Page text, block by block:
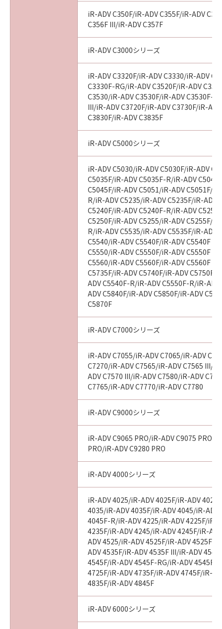
(2)キヤノン、キヤノンのライセンサー、キヤノ
ンの子会社、それらの販売代理店および販売店
は、「許諾ソフトウェア」の使用または使用不
能から生ずるいかなる損害（逸失利益およびそ
の他の派生的または付随的な損害を含むがこれ
らに限定されない全ての損害を言います。）に
ついて、適用法で認められる限り、一切の責任
を負わないものとします。たとえ、キヤノン、
キヤノンのライセンサー、キヤノンの子会社、
それらの販売代理店および販売店がかかる損害
の可能性について知らされていた場合でも同様
(3)キヤノン、キヤノンのライセンサー、キヤノ
ンの子会社、それらの販売代理店および販売店
は、「許諾ソフトウェア」または「許諾ソフト
ウェア」の使用に起因または関連してお客様と
第三者との間に生じたいかなる紛争について
も、一切責任を負わないものとします。
(1)本契約書は、お客様が『同意』を示す下記の
ボタンをクリックした時点で発効し、下記(2)ま
たは(3)により終了されるまで有効に存続しま
(2)お客様は、「許諾ソフトウェア」およびその
複製物のすべてをアンインストール、廃棄およ
び消去することにより、本契約書を終了させる
(3)お客様が本契約書のいずれかの条項に違反し
た場合、本契約書は直ちに終了します。
(4)お客様は、上記(3)による本契約書の終了後
直ちに、「許諾ソフトウェア」およびその複製
物のすべてをアンインストール、廃棄および消
９．U.S. GOVERNMENT RESTRICTED RIGHTS
“米国政府エンドユーザー”とは、米国政府の機
関また団体を意味します。もしお客様が米国政
府エンドユーザーである場合、以下の規定が適
用されます：The Software is a “commercial
item,” as that term is defined at 48 C.F.R.
2.101 (Oct 1995), consisting of “commercial
computer software” and “commercial
computer software documentation,” as such
terms are used in 48 C.F.R. 12.212 (Sept 1995).
Consistent with 48 C.F.R. 12.212 and 48 C.F.R.
227.7202-1 through 227.7202-4 (June 1995),
all U.S. Government End Users shall acquire
the Software with only those rights set forth
herein. Manufacturer is Canon Inc./30-2,
iR-ADV C350F/iR-ADV C355F/iR-ADV
C356F III/iR-ADV C357F
iR-ADV C3000シリーズ
iR-ADV C3320F/iR-ADV C3330/iR-ADV
C3330F-RG/iR-ADV C3520F/iR-ADV
C3530/iR-ADV C3530F/iR-ADV C3530F-
III/iR-ADV C3720F/iR-ADV C3730F/iR-
C3830F/iR-ADV C3835F
iR-ADV C5000シリーズ
iR-ADV C5030/iR-ADV C5030F/iR-ADV
C5035F/iR-ADV C5035F-R/iR-ADV
C5045F/iR-ADV C5051/iR-ADV C5051F/
R/iR-ADV C5235/iR-ADV C5235F/iR-ADV
C5240F/iR-ADV C5240F-R/iR-ADV
C5250F/iR-ADV C5255/iR-ADV C5255F/
R/iR-ADV C5535/iR-ADV C5535F/iR-ADV
C5540/iR-ADV C5540F/iR-ADV C5540F
C5550/iR-ADV C5550F/iR-ADV C5550F
C5560/iR-ADV C5560F/iR-ADV C5560F
C5735F/iR-ADV C5740F/iR-ADV C5750F/
ADV C5540F-R/iR-ADV C5550F-R/iR-
ADV C5840F/iR-ADV C5850F/iR-ADV
C5870F
iR-ADV C7000シリーズ
iR-ADV C7055/iR-ADV C7065/iR-ADV
C7270/iR-ADV C7565/iR-ADV C7565 III/
ADV C7570 III/iR-ADV C7580/iR-ADV
C7765/iR-ADV C7770/iR-ADV C7780
iR-ADV C9000シリーズ
iR-ADV C9065 PRO/iR-ADV C9075 PRO/
PRO/iR-ADV C9280 PRO
iR-ADV 4000シリーズ
iR-ADV 4025/iR-ADV 4025F/iR-ADV
4035/iR-ADV 4035F/iR-ADV 4045/iR-ADV
4045F-R/iR-ADV 4225/iR-ADV 4225F/iR-
4235F/iR-ADV 4245/iR-ADV 4245F/iR-
ADV 4525/iR-ADV 4525F/iR-ADV 4525F
ADV 4535F/iR-ADV 4535F III/iR-ADV
4545F/iR-ADV 4545F-RG/iR-ADV 4545F
4725F/iR-ADV 4735F/iR-ADV 4745F/iR-
4835F/iR-ADV 4845F
iR-ADV 6000シリーズ